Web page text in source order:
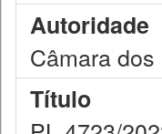
Autoridade
Câmara
Título